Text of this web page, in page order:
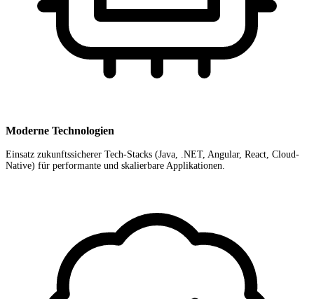
Moderne Technologien
Einsatz zukunftssicherer Tech-Stacks (Java, .NET, Angular, React, Cloud-
Native) für performante und skalierbare Applikationen.